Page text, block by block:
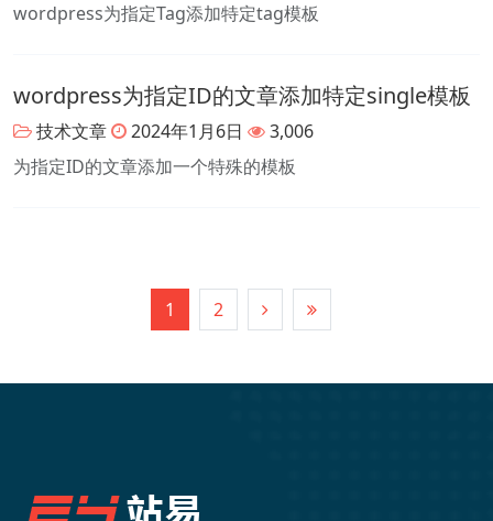
wordpress为指定Tag添加特定tag模板
wordpress为指定ID的文章添加特定single模板
技术文章 2024年1月6日
3,006
为指定ID的文章添加一个特殊的模板
1 2